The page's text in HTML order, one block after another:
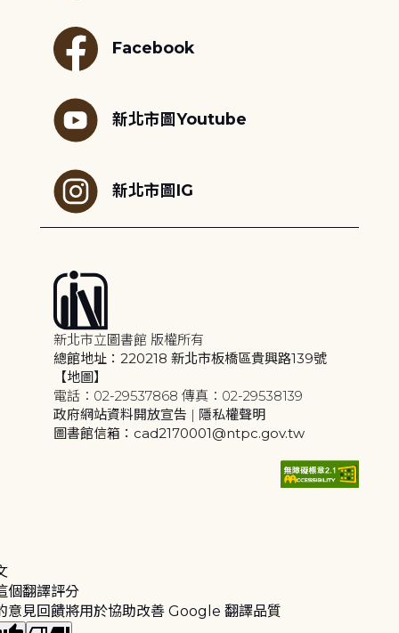
Facebook
新北市圖Youtube
新北市圖IG
新北市立圖書館 版權所有
總館地址：220218 新北市板橋區貴興路139號
【地圖】
電話：02-29537868 傳真：02-29538139
政府網站資料開放宣告 | 隱私權聲明
圖書館信箱：cad2170001@ntpc.gov.tw
個翻譯評分
意見回饋將用於協助改善 Google 翻譯品質